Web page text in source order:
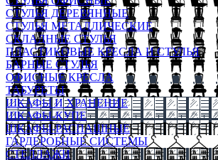
СТУЛЬЯ ДЕРЕВЯННЫЕ
СТУЛЬЯ МЕТАЛЛИЧЕСКИЕ
СКЛАДНЫЕ СТУЛЬЯ
ПЛАСТИКОВЫЕ КРЕСЛА И СТУЛЬЯ
БАРНЫЕ СТУЛЬЯ
ОФИСНЫЕ КРЕСЛА
ТАБУРЕТЫ
ШКАФЫ И ХРАНЕНИЕ
ШКАФЫ-КУПЕ
ШКАФЫ-РАСПАШНЫЕ
ГАРДЕРОБНЫЕ СИСТЕМЫ
СТЕЛЛАЖИ